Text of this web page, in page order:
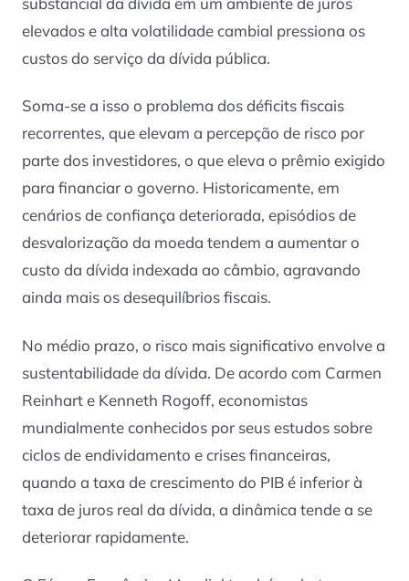
elevados e alta volatilidade cambial pressiona os
custos do serviço da dívida pública.
Soma-se a isso o problema dos déficits fiscais
recorrentes, que elevam a percepção de risco por
parte dos investidores, o que eleva o prêmio exigido
para financiar o governo. Historicamente, em
cenários de confiança deteriorada, episódios de
desvalorização da moeda tendem a aumentar o
custo da dívida indexada ao câmbio, agravando
ainda mais os desequilíbrios fiscais.
No médio prazo, o risco mais significativo envolve a
sustentabilidade da dívida. De acordo com Carmen
Reinhart e Kenneth Rogoff, economistas
mundialmente conhecidos por seus estudos sobre
ciclos de endividamento e crises financeiras,
quando a taxa de crescimento do PIB é inferior à
taxa de juros real da dívida, a dinâmica tende a se
deteriorar rapidamente.